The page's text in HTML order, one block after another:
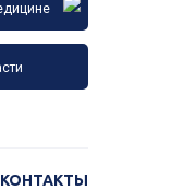
КОНТАКТЫ